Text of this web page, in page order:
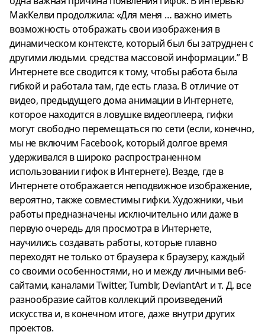
МакКелви продолжила: «Для меня … важно иметь
возможность отображать свои изображения в
динамическом контексте, который был бы затруднен с
другими людьми. средства массовой информации.” В
Интернете все сводится к тому, чтобы работа была
гибкой и работала там, где есть глаза. В отличие от
видео, предыдущего дома анимации в Интернете,
которое находится в ловушке видеоплеера, гифки
могут свободно перемещаться по сети (если, конечно,
мы не включим Facebook, который долгое время
удерживался в широко распространенном
использовании гифок в Интернете). Везде, где в
Интернете отображается неподвижное изображение,
вероятно, также совместимы гифки. Художники, чьи
работы предназначены исключительно или даже в
первую очередь для просмотра в Интернете,
научились создавать работы, которые плавно
переходят не только от браузера к браузеру, каждый
со своими особенностями, но и между личными веб-
сайтами, каналами Twitter, Tumblr, DeviantArt и т. Д. все
разнообразие сайтов коллекций произведений
искусства и, в конечном итоге, даже внутри других
проектов.